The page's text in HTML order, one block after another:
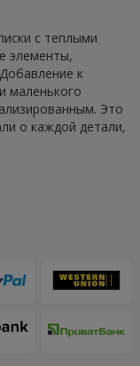
с теплыми
элементы,
к
маленького
Это
о каждой детали,